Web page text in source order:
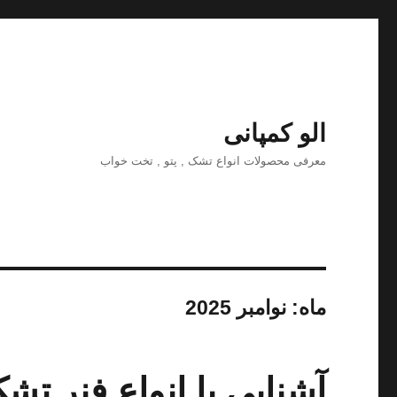
الو کمپانی
معرفی محصولات انواع تشک , پتو , تخت خواب
ماه:نوامبر 2025